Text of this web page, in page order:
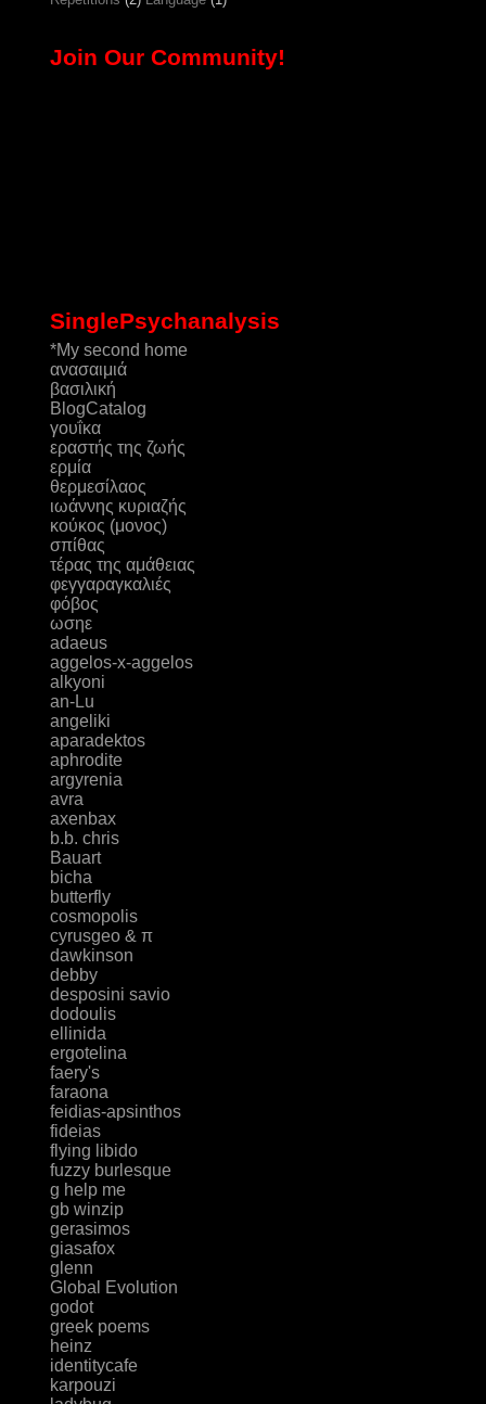
Join Our Community!
SinglePsychanalysis
*My second home
ανασαιμιά
βασιλική
ΒlogCatalog
γουΐκα
εραστής της ζωής
ερμία
θερμεσίλαος
ιωάννης κυριαζής
κούκος (μονος)
σπίθας
τέρας της αμάθειας
φεγγαραγκαλιές
φόβος
ωσηε
adaeus
aggelos-x-aggelos
alkyoni
an-Lu
angeliki
aparadektos
aphrodite
argyrenia
avra
axenbax
b.b. chris
Bauart
bicha
butterfly
cosmopolis
cyrusgeo & π
dawkinson
debby
desposini savio
dodoulis
ellinida
ergotelina
faery's
faraona
feidias-apsinthos
fideias
flying libido
fuzzy burlesque
g help me
gb winzip
gerasimos
giasafox
glenn
Global Evolution
godot
greek poems
heinz
identitycafe
karpouzi